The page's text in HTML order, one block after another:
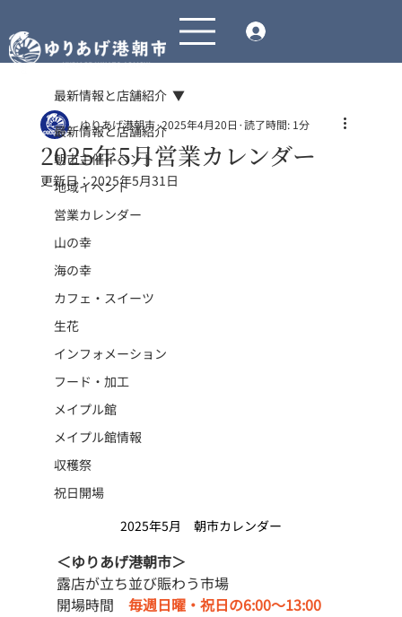
最新情報と店舗紹介
朝市主催イベント
地域イベント
営業カレンダー
山の幸
海の幸
カフェ・スイーツ
生花
インフォメーション
フード・加工
メイプル館
メイプル館情報
収穫祭
祝日開場
最新情報と店舗紹介
2025年5月営業カレンダー
ゆりあげ港朝市 2025年4月20日 読了時間: 1分
更新日：2025年5月31日
2025年5月　朝市カレンダー
＜ゆりあげ港朝市＞
露店が立ち並び賑わう市場
開場時間 毎週日曜・祝日の6:00〜13:00